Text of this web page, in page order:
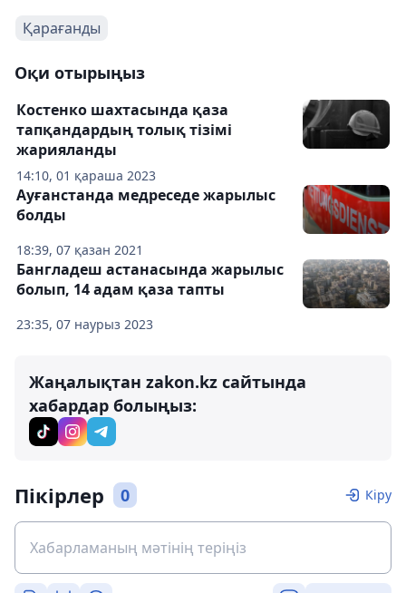
Қарағанды
Оқи отырыңыз
14:10, 01 қараша 2023
Костенко шахтасында қаза
тапқандардың толық тізімі
жарияланды
18:39, 07 қазан 2021
Ауғанстанда медреседе жарылыс
болды
23:35, 07 наурыз 2023
Бангладеш астанасында жарылыс
болып, 14 адам қаза тапты
Жаңалықтан zakon.kz сайтында
хабардар болыңыз:
Пікірлер 0 Кіру